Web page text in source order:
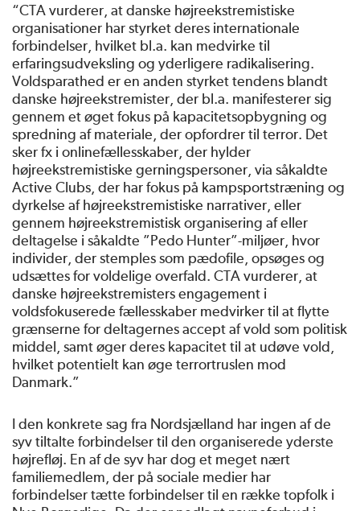
“CTA vurderer, at danske højreekstremistiske
organisationer har styrket deres internationale
forbindelser, hvilket bl.a. kan medvirke til
erfaringsudveksling og yderligere radikalisering.
Voldsparathed er en anden styrket tendens blandt
danske højreekstremister, der bl.a. manifesterer sig
gennem et øget fokus på kapacitetsopbygning og
spredning af materiale, der opfordrer til terror. Det
sker fx i onlinefællesskaber, der hylder
højreekstremistiske gerningspersoner, via såkaldte
Active Clubs, der har fokus på kampsportstræning og
dyrkelse af højreekstremistiske narrativer, eller
gennem højreekstremistisk organisering af eller
deltagelse i såkaldte ”Pedo Hunter”-miljøer, hvor
individer, der stemples som pædofile, opsøges og
udsættes for voldelige overfald. CTA vurderer, at
danske højreekstremisters engagement i
voldsfokuserede fællesskaber medvirker til at flytte
grænserne for deltagernes accept af vold som politisk
middel, samt øger deres kapacitet til at udøve vold,
hvilket potentielt kan øge terrortruslen mod
Danmark.”
I den konkrete sag fra Nordsjælland har ingen af de
syv tiltalte forbindelser til den organiserede yderste
højrefløj. En af de syv har dog et meget nært
familiemedlem, der på sociale medier har
forbindelser tætte forbindelser til en række topfolk i